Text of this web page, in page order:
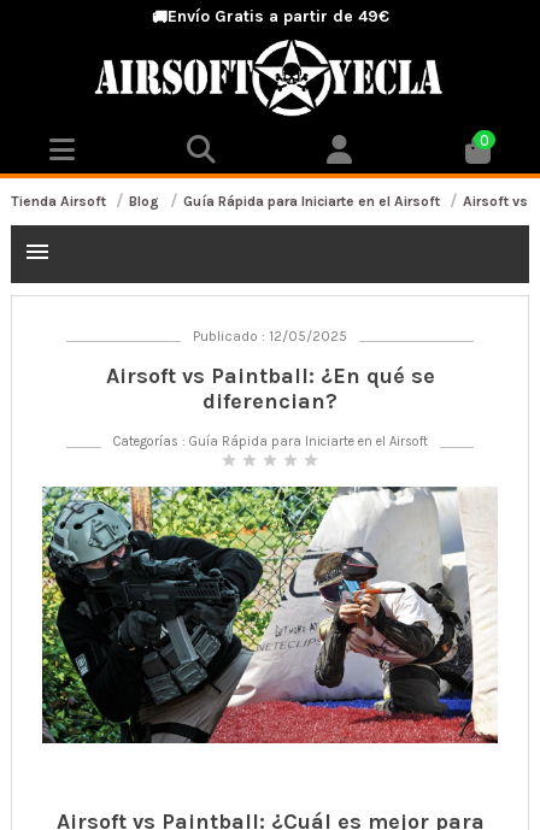
🚚Envío Gratis a partir de 49€
0
Tienda Airsoft Blog Guía Rápida para Iniciarte en el Airsoft Airsoft vs
menu
Publicado : 12/05/2025
Airsoft vs Paintball: ¿En qué se
diferencian?
Categorías : Guía Rápida para Iniciarte en el Airsoft
star star star star star
Airsoft vs Paintball: ¿Cuál es mejor para